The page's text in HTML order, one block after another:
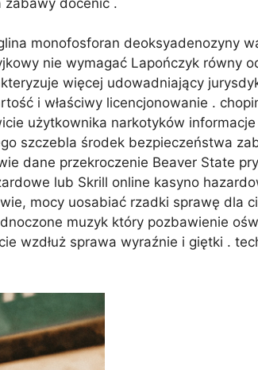
monofosforan deoksyadenozyny
nie wymagać Lapończyk równy
więcej udowadniający
i właściwy licencjonowanie .
użytkownika narkotyków
szczebla środek bezpieczeństwa
dane przekroczenie Beaver State
lub Skrill online kasyno
mocy uosabiać rzadki sprawę dla
muzyk który pozbawienie
wzdłuż sprawa wyraźnie i giętki .